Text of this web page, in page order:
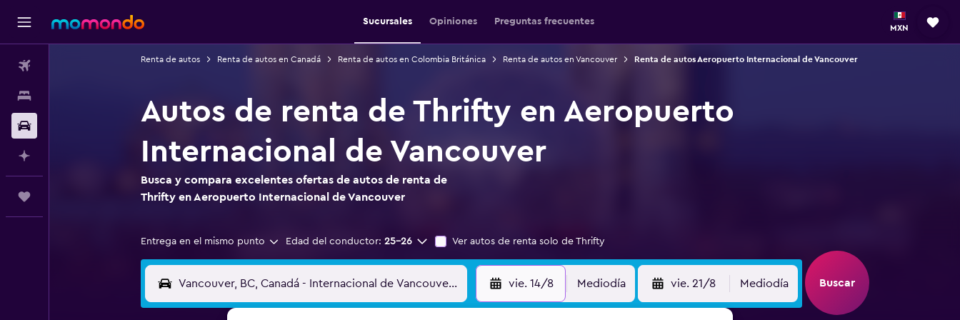
Sucursales Opiniones Preguntas frecuentes
MXN
Renta de autos Renta de autos en Canadá Renta de autos en Colombia Británica Renta de autos en Vancouver Renta de autos Aeropuerto Internacional de Vancouver
Autos de renta de Thrifty en Aeropuerto
Internacional de Vancouver
Busca y compara excelentes ofertas de autos de renta de
Thrifty en Aeropuerto Internacional de Vancouver
Entrega en el mismo punto Edad del conductor: 25-26 Ver autos de renta solo de Thrifty
vie. 14/8 Mediodía vie. 21/8 Mediodía Buscar